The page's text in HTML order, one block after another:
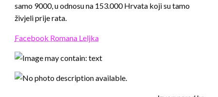
samo 9000, u odnosu na 153.000 Hrvata koji su tamo
živjeli prije rata.
Facebook Romana Leljka